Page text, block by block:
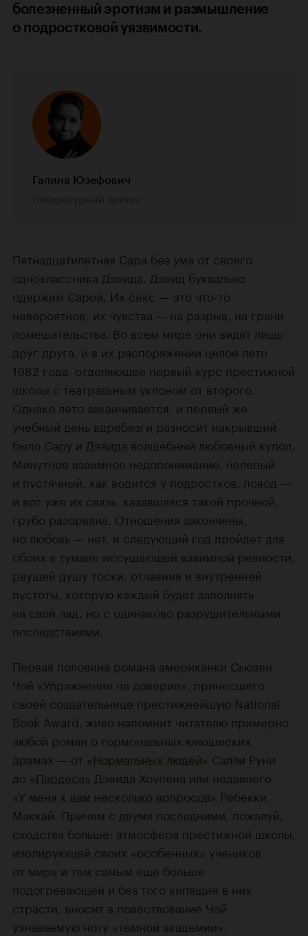
болезненный эротизм и размышление
о подростковой уязвимости.
Галина Юзефович
Пятнадцатилетняя Сара без ума от своего
одноклассника Дэвида. Дэвид буквально
одержим Сарой. Их секс — это что-то
невероятное, их чувства — на разрыв, на грани
помешательства. Во всем мире они видят лишь
друг друга, и в их распоряжении целое лето
1982 года, отделяющее первый курс престижной
школы с театральным уклоном от второго.
Однако лето заканчивается, и первый же
учебный день вдребезги разносит накрывший
было Сару и Дэвида волшебный любовный купол.
Минутное взаимное недопонимание, нелепый
и пустячный, как водится у подростков, повод —
и вот уже их связь, казавшаяся такой прочной,
грубо разорвана. Отношения закончены,
но любовь — нет, и следующий год пройдет для
обоих в тумане иссушающей взаимной ревности,
рвущей душу тоски, отчаяния и внутренней
пустоты, которую каждый будет заполнять
на свой лад, но с одинаково разрушительными
последствиями.
Первая половина романа американки Сьюзен
Чой «Упражнение на доверие», принесшего
своей создательнице престижнейшую National
Book Award, живо напомнит читателю примерно
любой роман о гормональных юношеских
драмах — от «Нормальных людей» Салли Руни
до «Пардеса» Дэвида Хоупена или недавнего
«У меня к вам несколько вопросов» Ребекки
Маккай. Причем с двумя последними, пожалуй,
сходства больше: атмосфера престижной школы,
изолирующей своих «особенных» учеников
от мира и тем самым еще больше
подогревающей и без того кипящие в них
страсти, вносит в повествование Чой
узнаваемую ноту «темной академии».